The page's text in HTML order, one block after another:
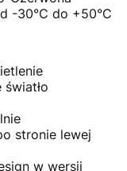
-30°C do +50°C
stronie lewej
w wersji